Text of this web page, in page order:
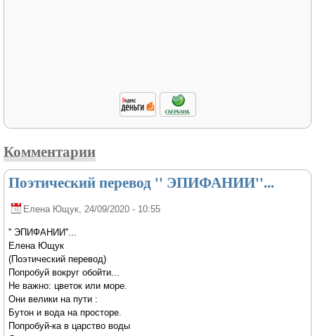
Комментарии
Поэтический перевод '' ЭПИФАНИИ''...
Елена Ющук , 24/09/2020 - 10:55
'' ЭПИФАНИИ''...
Елена Ющук
(Поэтический перевод)
Попробуй вокруг обойти...
Не важно: цветок или море.
Они велики на пути :
Бутон и вода на просторе.
Попробуй-ка в царство воды